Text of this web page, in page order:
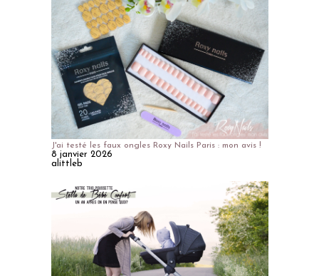
J'ai testé les faux ongles Roxy Nails Paris : mon avis !
8 janvier 2026
alittleb